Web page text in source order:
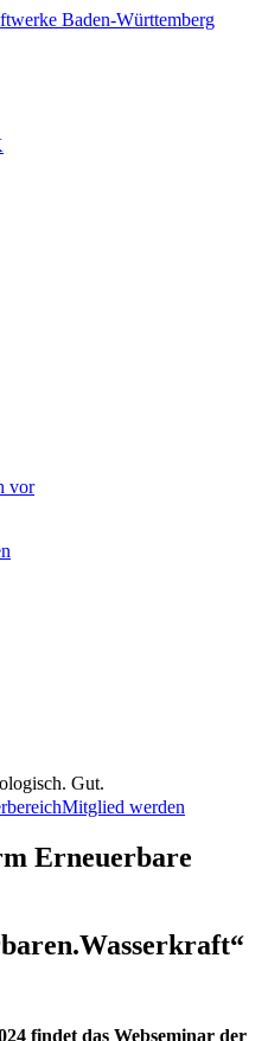
vor
ologisch. Gut.
Mitglied werden
Erneuerbare
findet das Webseminar der